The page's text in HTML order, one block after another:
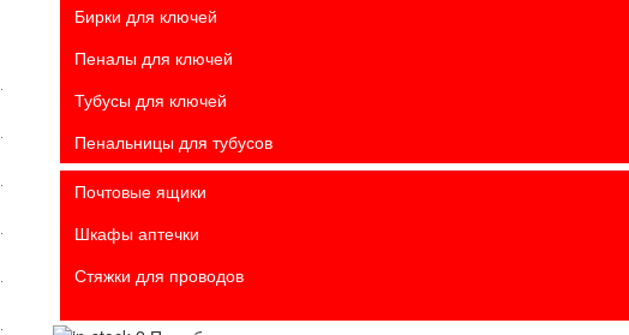
Бирки для ключей
Пеналы для ключей
Тубусы для ключей
Пенальницы для тубусов
Почтовые ящики
Шкафы аптечки
Стяжки для проводов